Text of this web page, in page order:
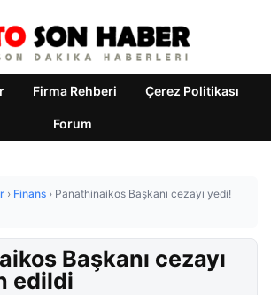
Firma Rehberi Çerez Politikası
Forum
› Finans › Panathinaikos Başkanı cezayı yedi!
Başkanı cezayı
edildi